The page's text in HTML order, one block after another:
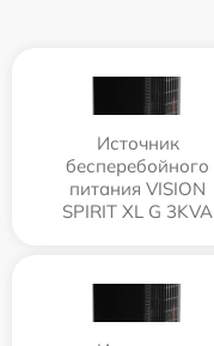
Источник
бесперебойного
питания VISION
SPIRIT XL G 3KVA